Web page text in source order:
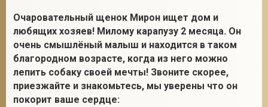
Очаровательный щенок Мирон ищет дом и
любящих хозяев! Милому карапузу 2 месяца. Он
очень смышлёный малыш и находится в таком
благородном возрасте, когда из него можно
лепить собаку своей мечты! Звоните скорее,
приезжайте и знакомьтесь, мы уверены что он
покорит ваше сердце: